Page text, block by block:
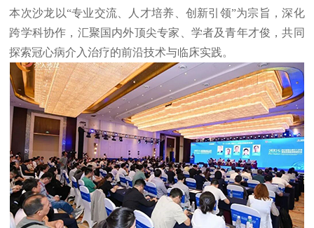
本次沙龙以“专业交流、人才培养、创新引领”为宗旨，深化
跨学科协作，汇聚国内外顶尖专家、学者及青年才俊，共同
探索冠心病介入治疗的前沿技术与临床实践。